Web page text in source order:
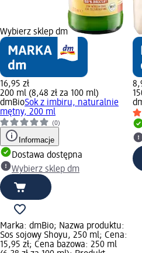
Wybierz sklep dm
16,95 zł
200 ml (8,48 zł za 100 ml)
dmBioSok z imbiru, naturalnie
mętny, 200 ml
(0)
Informacje
Dostawa dostępna
Wybierz sklep dm
Marka: dmBio; Nazwa produktu:
Sos sojowy Shoyu, 250 ml; Cena:
15,95 zł; Cena bazowa: 250 ml